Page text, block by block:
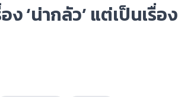
‘น่ากลัว’ แต่เป็นเรื่อง